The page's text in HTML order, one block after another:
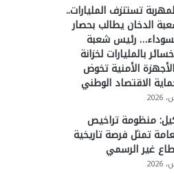
تستنزف المليارات..
الدخان يطالب بحصار
رئيس شعبة
بالمليارات لخزانة
الأمنية تخوض
الاقتصاد الوطني
منظومة تراخيص
تمثل فرصة تاريخية
غير الرسمي